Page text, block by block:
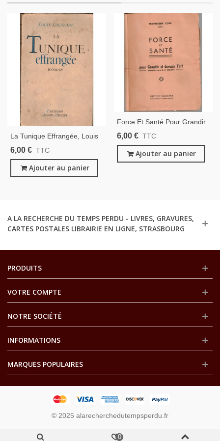
La Tunique Effrangée, Louis
Lavalade, 1945 - Culture
Hébertisme,
6,00 € TTC
Ajouter au panier
Force Et Santé Pour Grandir
Et Devenir Fort, Professeur
Physique, Croissance Enfants
6,00 € TTC
Ajouter au panier
A LA RECHERCHE DU TEMPS PERDU - LIVRES, GRAVURES,
CARTES POSTALES LIBRAIRIE EN LIGNE, STRASBOURG
PRODUITS
VOTRE COMPTE
NOTRE SOCIÉTÉ
INFORMATIONS
MARQUES POPULAIRES
© 2025 alarecherchedutempsperdu.fr
0